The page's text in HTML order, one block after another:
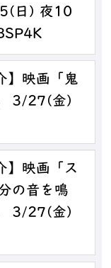
日) 夜10
】映画「鬼
3/27(金)
】映画「ス
の音を鳴
3/27(金)